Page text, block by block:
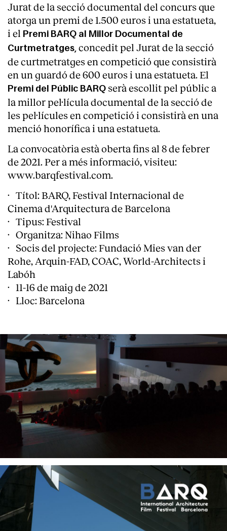
Jurat de la secció documental del concurs que
atorga un premi de 1.500 euros i una estatueta,
i el Premi BARQ al Millor Documental de
Curtmetratges, concedit pel Jurat de la secció
de curtmetratges en competició que consistirà
en un guardó de 600 euros i una estatueta. El
Premi del Públic BARQ serà escollit pel públic a
la millor pel·lícula documental de la secció de
les pel·lícules en competició i consistirà en una
menció honorífica i una estatueta.
La convocatòria està oberta fins al 8 de febrer
de 2021. Per a més informació, visiteu:
www.barqfestival.com.
· Títol: BARQ, Festival Internacional de
Cinema d'Arquitectura de Barcelona
· Tipus: Festival
· Organitza: Nihao Films
· Socis del projecte: Fundació Mies van der
Rohe, Arquin-FAD, COAC, World-Architects i
Labóh
· 11-16 de maig de 2021
· Lloc: Barcelona